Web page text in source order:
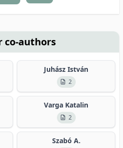
co-authors
Juhász István
2
Varga Katalin
2
Szabó A.